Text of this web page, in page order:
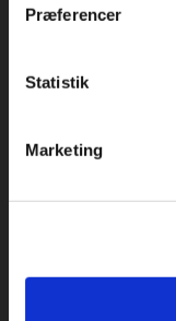
Præferencer
Statistik
Marketing